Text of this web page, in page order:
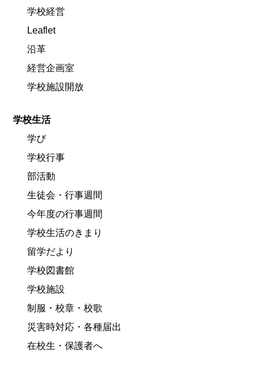
学校経営
Leaflet
沿革
経営企画室
学校施設開放
学校生活
学び
学校行事
部活動
生徒会・行事週間
今年度の行事週間
学校生活のきまり
留学だより
学校図書館
学校施設
制服・校章・校歌
災害時対応・各種届出
在校生・保護者へ